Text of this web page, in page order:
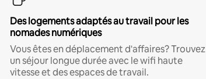
Des logements adaptés au travail pour les
nomades numériques
Vous êtes en déplacement d'affaires? Trouvez
un séjour longue durée avec le wifi haute
vitesse et des espaces de travail.